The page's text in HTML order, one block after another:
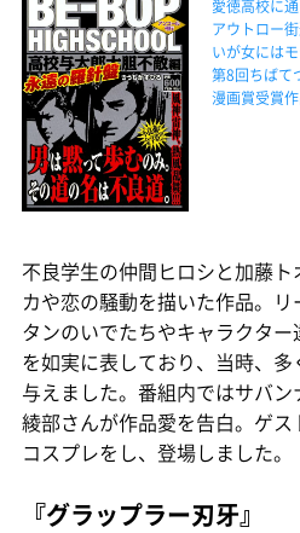
愛徳高校に
アウトロー
いが女には
第8回ちばて
漫画賞受賞作
不良学生の仲間ヒロシと加藤
カや恋の騒動を描いた作品。
タンのいでたちやキャラクタ
を如実に表しており、当時、
与えました。番組内ではサバ
綾部さんが作品愛を告白。ゲ
コスプレをし、登場しました。
『グラップラー刃牙』